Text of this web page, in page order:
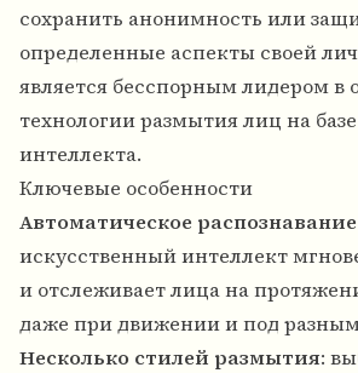
сохранить анонимность или
определенные аспекты своей
является бесспорным лидером в
технологии размытия лиц на
интеллекта.
Ключевые особенности
Автоматическое
искусственный интеллект
и отслеживает лица на
даже при движении и под
Несколько стилей размытия: